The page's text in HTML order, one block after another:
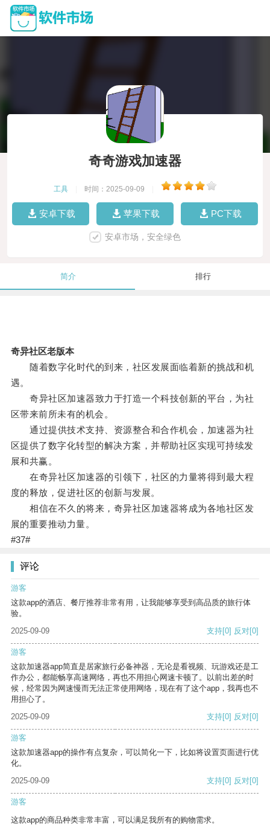
奇奇游戏加速器
工具 时间：2025-09-09
安卓下载 苹果下载 PC下载
安卓市场，安全绿色
简介 排行
奇异社区老版本
随着数字化时代的到来，社区发展面临着新的挑战和机
遇。
奇异社区加速器致力于打造一个科技创新的平台，为社
区带来前所未有的机会。
通过提供技术支持、资源整合和合作机会，加速器为社
区提供了数字化转型的解决方案，并帮助社区实现可持续发
展和共赢。
在奇异社区加速器的引领下，社区的力量将得到最大程
度的释放，促进社区的创新与发展。
相信在不久的将来，奇异社区加速器将成为各地社区发
展的重要推动力量。
#37#
评论
游客
这款app的酒店、餐厅推荐非常有用，让我能够享受到高品质的旅行体
验。
2025-09-09
支持[0] 反对[0]
游客
这款加速器app简直是居家旅行必备神器，无论是看视频、玩游戏还是工
作办公，都能畅享高速网络，再也不用担心网速卡顿了。以前出差的时
候，经常因为网速慢而无法正常使用网络，现在有了这个app，我再也不
用担心了。
2025-09-09
支持[0] 反对[0]
游客
这款加速器app的操作有点复杂，可以简化一下，比如将设置页面进行优
化。
2025-09-09
支持[0] 反对[0]
游客
这款app的商品种类非常丰富，可以满足我所有的购物需求。